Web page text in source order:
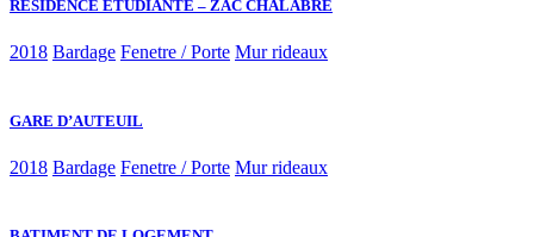
RESIDENCE ETUDIANTE – ZAC CHALABRE
2018 Bardage Fenetre / Porte Mur rideaux
GARE D’AUTEUIL
2018 Bardage Fenetre / Porte Mur rideaux